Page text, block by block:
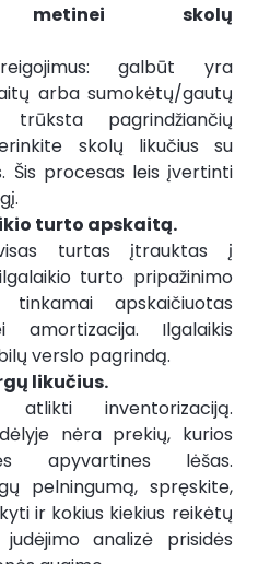
metinei skolų
galbūt yra
arba sumokėtų/gautų
trūksta pagrindžiančių
skolų likučius su
Šis procesas leis įvertinti
turto apskaitą.
turtas įtrauktas į
turto pripažinimo
apskaičiuotas
amortizacija. Ilgalaikis
verslo pagrindą.
likučius.
inventorizaciją.
nėra prekių, kurios
apyvartines lėšas.
pelningumą, spręskite,
ir kokius kiekius reikėtų
analizė prisidės